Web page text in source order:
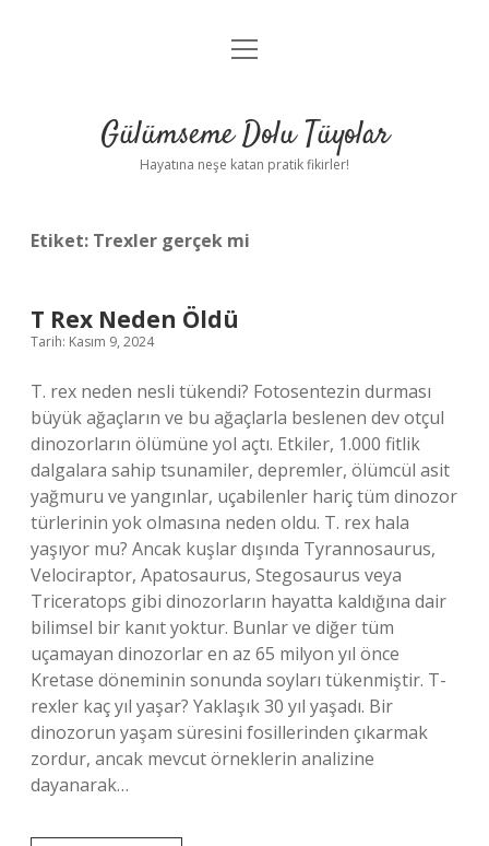
Anasayfa
Yasal Uyarı
menüyü
Gülümseme Dolu Tüyolar
Hayatına neşe katan pratik fikirler!
Etiket: Trexler gerçek mi
T Rex Neden Öldü
Tarih: Kasım 9, 2024
T. rex neden nesli tükendi? Fotosentezin durması
büyük ağaçların ve bu ağaçlarla beslenen dev otçul
dinozorların ölümüne yol açtı. Etkiler, 1.000 fitlik
dalgalara sahip tsunamiler, depremler, ölümcül asit
yağmuru ve yangınlar, uçabilenler hariç tüm dinozor
türlerinin yok olmasına neden oldu. T. rex hala
yaşıyor mu? Ancak kuşlar dışında Tyrannosaurus,
Velociraptor, Apatosaurus, Stegosaurus veya
Triceratops gibi dinozorların hayatta kaldığına dair
bilimsel bir kanıt yoktur. Bunlar ve diğer tüm
uçamayan dinozorlar en az 65 milyon yıl önce
Kretase döneminin sonunda soyları tükenmiştir. T-
rexler kaç yıl yaşar? Yaklaşık 30 yıl yaşadı. Bir
dinozorun yaşam süresini fosillerinden çıkarmak
zordur, ancak mevcut örneklerin analizine
dayanarak…